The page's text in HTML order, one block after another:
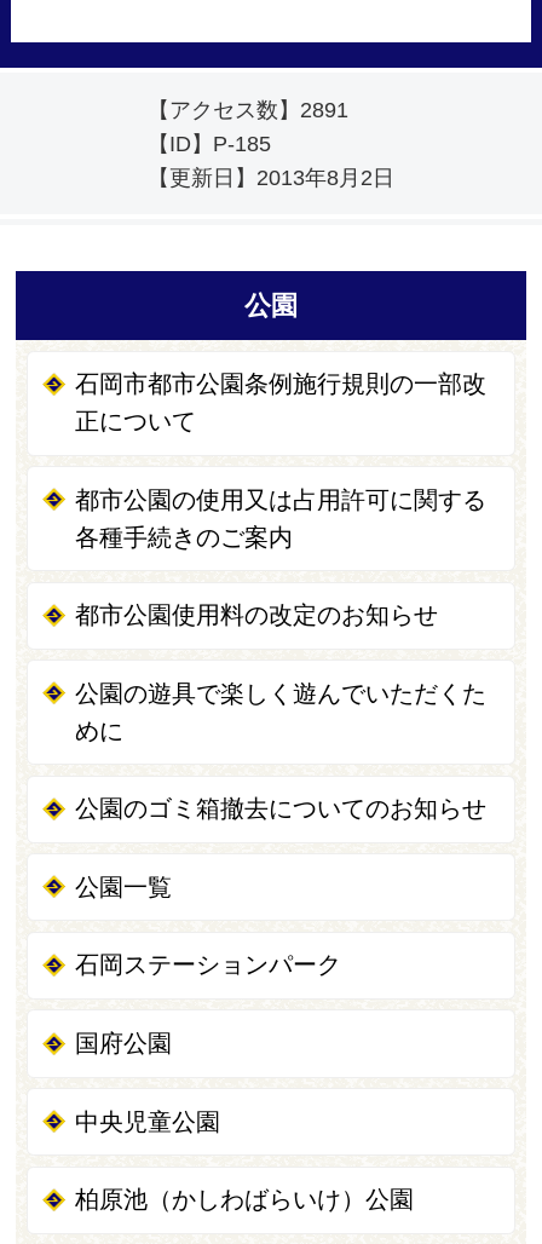
【アクセス数】 2891
【ID】 P-185
【更新日】 2013年8月2日
公園
石岡市都市公園条例施行規則の一部改
正について
都市公園の使用又は占用許可に関する
各種手続きのご案内
都市公園使用料の改定のお知らせ
公園の遊具で楽しく遊んでいただくた
めに
公園のゴミ箱撤去についてのお知らせ
公園一覧
石岡ステーションパーク
国府公園
中央児童公園
柏原池（かしわばらいけ）公園